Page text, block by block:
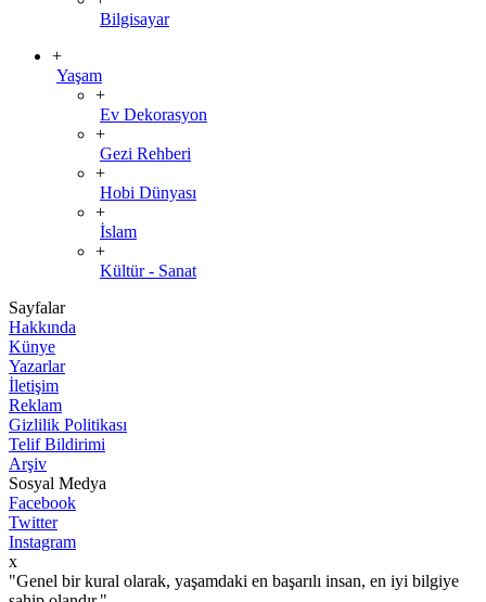
Bilgisayar
+
Yaşam
+
Ev Dekorasyon
+
Gezi Rehberi
+
Hobi Dünyası
+
İslam
+
Kültür - Sanat
Sayfalar
Hakkında
Künye
Yazarlar
İletişim
Reklam
Gizlilik Politikası
Telif Bildirimi
Arşiv
Sosyal Medya
Facebook
Twitter
Instagram
x
"Genel bir kural olarak, yaşamdaki en başarılı insan, en iyi bilgiye